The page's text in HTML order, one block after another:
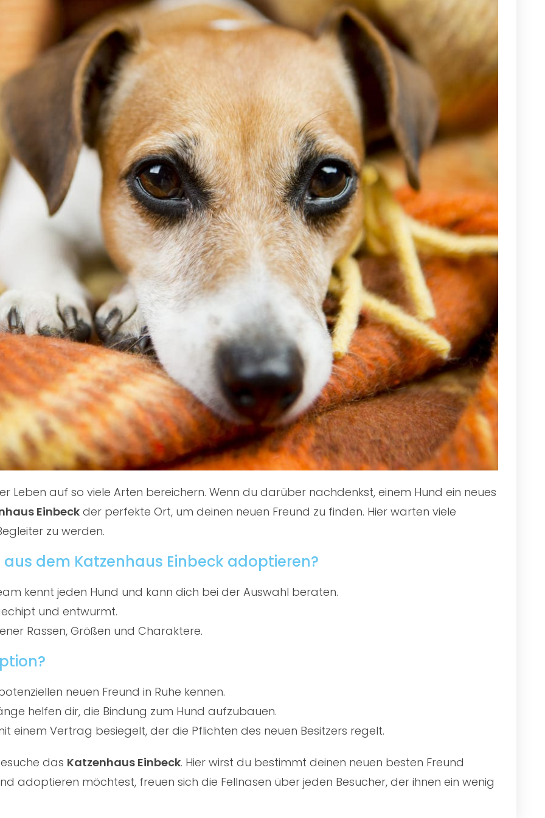
Leben auf so viele Arten bereichern. Wenn du darüber nachdenkst, einem Hund ein neues
Einbeck der perfekte Ort, um deinen neuen Freund zu finden. Hier warten viele
zu werden.
dem Katzenhaus Einbeck adoptieren?
kennt jeden Hund und kann dich bei der Auswahl beraten.
und entwurmt.
Rassen, Größen und Charaktere.
neuen Freund in Ruhe kennen.
helfen dir, die Bindung zum Hund aufzubauen.
einem Vertrag besiegelt, der die Pflichten des neuen Besitzers regelt.
das Katzenhaus Einbeck. Hier wirst du bestimmt deinen neuen besten Freund
adoptieren möchtest, freuen sich die Fellnasen über jeden Besucher, der ihnen ein wenig